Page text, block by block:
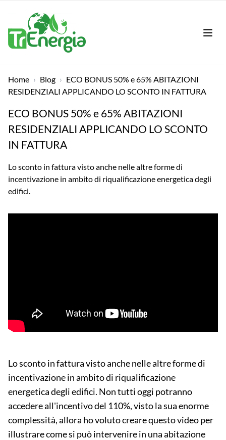
Home › Blog › ECO BONUS 50% e 65% ABITAZIONI
RESIDENZIALI APPLICANDO LO SCONTO IN FATTURA
ECO BONUS 50% e 65% ABITAZIONI
RESIDENZIALI APPLICANDO LO SCONTO
IN FATTURA
Lo sconto in fattura visto anche nelle altre forme di
incentivazione in ambito di riqualificazione energetica degli
edifici.
Lo sconto in fattura visto anche nelle altre forme di
incentivazione in ambito di riqualificazione
energetica degli edifici. Non tutti oggi potranno
accedere all'incentivo del 110%, visto la sua enorme
complessità, allora ho voluto creare questo video per
illustrare come si può intervenire in una abitazione